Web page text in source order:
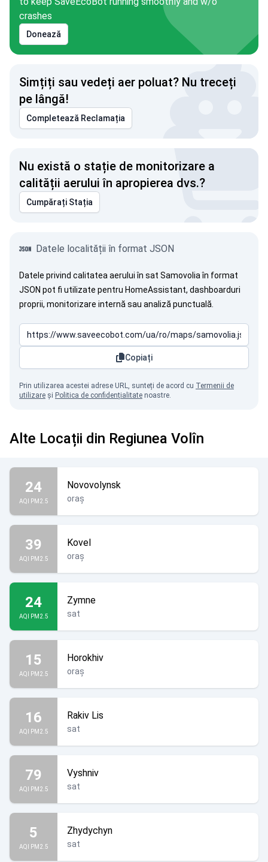
crashes
Donează
Simțiți sau vedeți aer poluat? Nu treceți
pe lângă!
Completează Reclamația
Nu există o stație de monitorizare a
calității aerului în apropierea dvs.?
Cumpărați Stația
Datele localității în format JSON
Datele privind calitatea aerului în sat Samovolia în format
JSON pot fi utilizate pentru HomeAssistant, dashboarduri
proprii, monitorizare internă sau analiză punctuală.
Copiați
Prin utilizarea acestei adrese URL, sunteți de acord cu Termenii de
utilizare și Politica de confidențialitate noastre.
Alte Locații din Regiunea Volîn
24
AQI PM2.5
Novovolynsk
oraș
39
AQI PM2.5
Kovel
oraș
24
AQI PM2.5
Zymne
sat
15
AQI PM2.5
Horokhiv
oraș
16
AQI PM2.5
Rakiv Lis
sat
79
AQI PM2.5
Vyshniv
sat
5
AQI PM2.5
Zhydychyn
sat